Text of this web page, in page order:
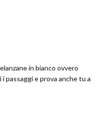
in bianco ovvero
passaggi e prova anche tu a